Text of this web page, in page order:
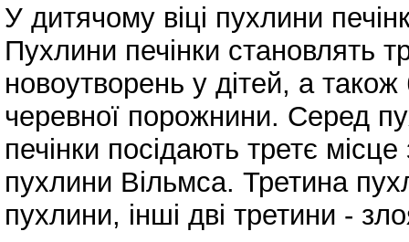
У дитячому віці пухлини
Пухлини печінки становлять
новоутворень у дітей, а
черевної порожнини. Серед
печінки посідають третє
пухлини Вільмса. Третина
пухлини, інші дві третини -